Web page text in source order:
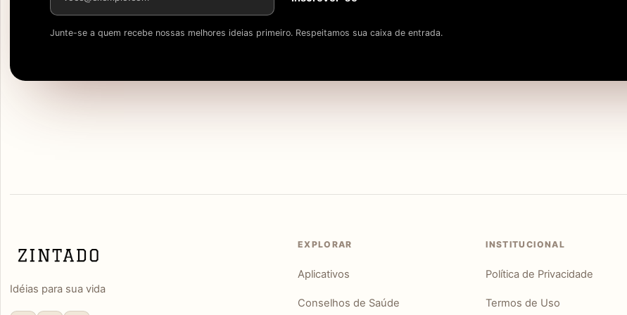
Junte-se a quem recebe nossas melhores ideias primeiro. Respeitamos sua caixa de entrada.
Idéias para sua vida
EXPLORAR
Aplicativos
Conselhos de Saúde
INSTITUCIONAL
Política de Privacidade
Termos de Uso